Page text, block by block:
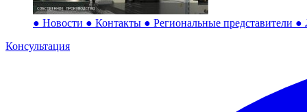
● Новости ● Контакты ● Региональные представители ●
Консультация